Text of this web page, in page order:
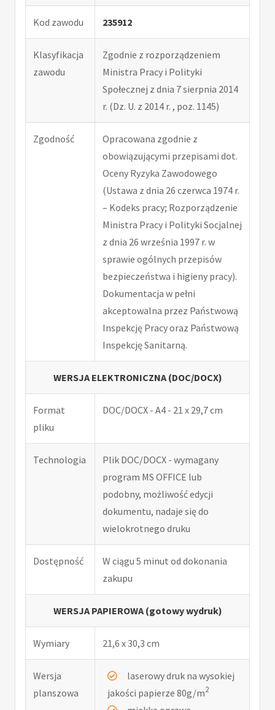
Kod zawodu 235912
Klasyfikacja
zawodu
Zgodnie z rozporządzeniem
Ministra Pracy i Polityki
Społecznej z dnia 7 sierpnia 2014
r. (Dz. U. z 2014 r. , poz. 1145)
Zgodność
Opracowana zgodnie z
obowiązującymi przepisami dot.
Oceny Ryzyka Zawodowego
(Ustawa z dnia 26 czerwca 1974 r.
– Kodeks pracy; Rozporządzenie
Ministra Pracy i Polityki Socjalnej
z dnia 26 września 1997 r. w
sprawie ogólnych przepisów
bezpieczeństwa i higieny pracy).
Dokumentacja w pełni
akceptowalna przez Państwową
Inspekcję Pracy oraz Państwową
Inspekcję Sanitarną.
WERSJA ELEKTRONICZNA (DOC/DOCX)
Format
pliku
DOC/DOCX - A4 - 21 x 29,7 cm
Technologia
Plik DOC/DOCX - wymagany
program MS OFFICE lub
podobny, możliwość edycji
dokumentu, nadaje się do
wielokrotnego druku
Dostępność
W ciągu 5 minut od dokonania
zakupu
WERSJA PAPIEROWA (gotowy wydruk)
Wymiary 21,6 x 30,3 cm
Wersja
planszowa
laserowy druk na wysokiej
jakości papierze 80g/m2